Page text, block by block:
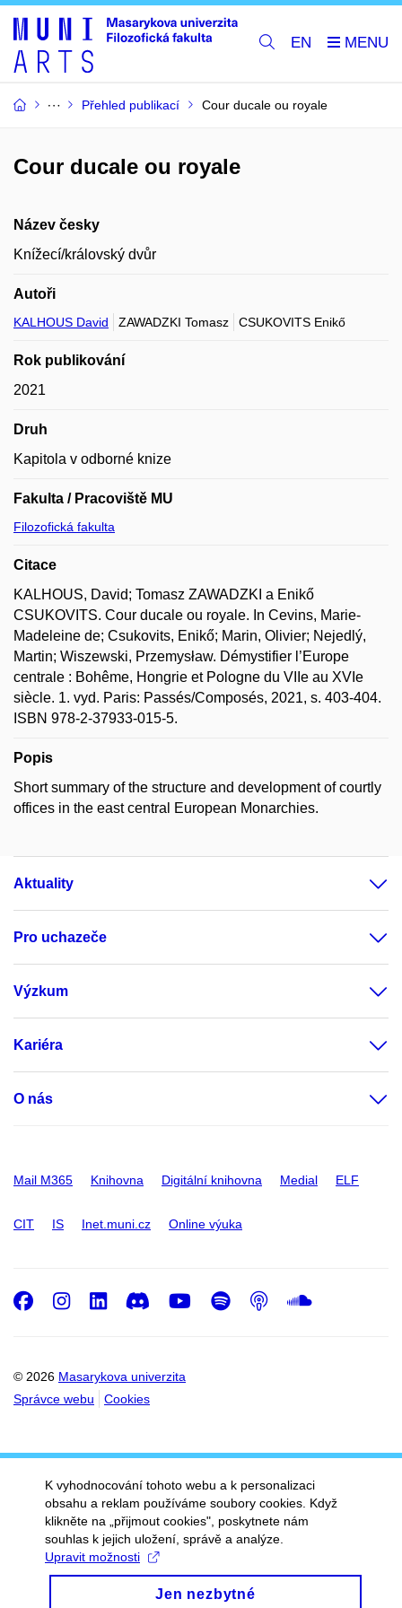
EN
Přehled publikací Cour ducale ou royale
Cour ducale ou royale
Název česky
Knížecí/královský dvůr
Autoři
KALHOUS David ZAWADZKI Tomasz CSUKOVITS Enikő
Rok publikování
2021
Druh
Kapitola v odborné knize
Fakulta / Pracoviště MU
Filozofická fakulta
Citace
KALHOUS, David; Tomasz ZAWADZKI a Enikő
CSUKOVITS. Cour ducale ou royale. In Cevins, Marie-
Madeleine de; Csukovits, Enikő; Marin, Olivier; Nejedlý,
Martin; Wiszewski, Przemysław. Démystifier l’Europe
centrale : Bohême, Hongrie et Pologne du VIIe au XVIe
siècle. 1. vyd. Paris: Passés/Composés, 2021, s. 403-404.
ISBN 978-2-37933-015-5.
Popis
Short summary of the structure and development of courtly
offices in the east central European Monarchies.
Aktuality
Pro uchazeče
Výzkum
Kariéra
O nás
Mail M365 Knihovna Digitální knihovna Medial ELF
CIT IS Inet.muni.cz Online výuka
© 2026 Masarykova univerzita
Správce webu
Cookies
Facebook
Instagram
LinkedIn
DiscordYoutube
Spotify
Podcast
K vyhodnocování tohoto webu a k personalizaci
obsahu a reklam používáme soubory cookies. Když
klikněte na „přijmout cookies", poskytnete nám
souhlas k jejich uložení, správě a analýze.
Upravit možnosti
Jen nezbytné